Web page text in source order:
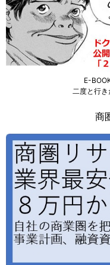
E-
二度と行
商